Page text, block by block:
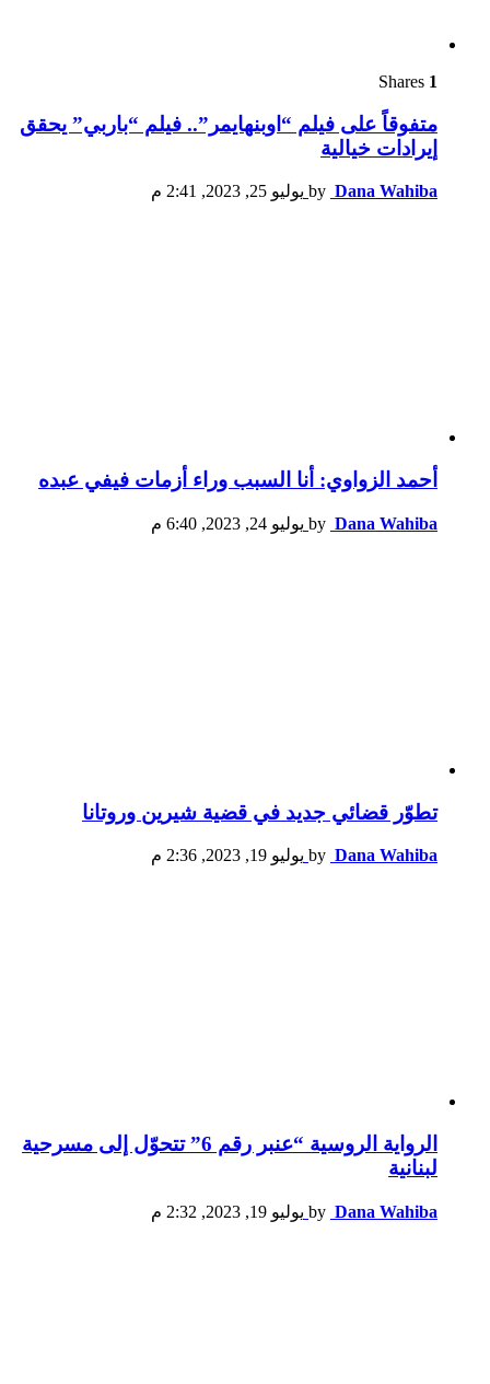
1
متفوقاً على فيلم “اوبنهايمر”.. فيلم “باربي” يحقق
إيرادات خيالية
by Dana Wahiba يوليو 25, 2023, 2:41 م
أحمد الزواوي: أنا السبب وراء أزمات فيفي عبده
by Dana Wahiba يوليو 24, 2023, 6:40 م
تطوّر قضائي جديد في قضية شيرين وروتانا
by Dana Wahiba يوليو 19, 2023, 2:36 م
الرواية الروسية “عنبر رقم 6” تتحوّل إلى مسرحية
لبنانية
by Dana Wahiba يوليو 19, 2023, 2:32 م